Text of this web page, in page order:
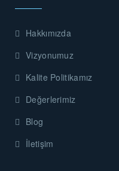
Hakkımızda
Vizyonumuz
Kalite Politikamız
Değerlerimiz
Blog
İletişim